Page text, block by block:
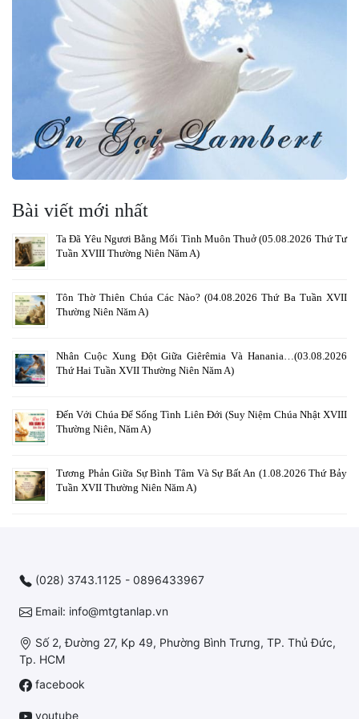
Bài viết mới nhất
Ta Đã Yêu Ngươi Bằng Mối Tình Muôn Thuở (05.08.2026 Thứ Tư
Tuần XVIII Thường Niên Năm A)
Tôn Thờ Thiên Chúa Các Nào? (04.08.2026 Thứ Ba Tuần XVII
Thường Niên Năm A)
Nhân Cuộc Xung Đột Giữa Giêrêmia Và Hanania…(03.08.2026
Thứ Hai Tuần XVII Thường Niên Năm A)
Đến Với Chúa Để Sống Tình Liên Đới (Suy Niệm Chúa Nhật XVIII
Thường Niên, Năm A)
Tương Phản Giữa Sự Bình Tâm Và Sự Bất An (1.08.2026 Thứ Bảy
Tuần XVII Thường Niên Năm A)
(028) 3743.1125 - 0896433967
Email: info@mtgtanlap.vn
Số 2, Đường 27, Kp 49, Phường Bình Trưng, TP. Thủ Đức,
Tp. HCM
facebook
youtube